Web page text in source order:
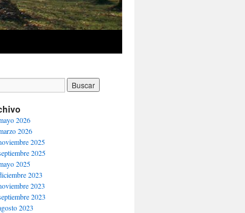
2026
2026
2025
2025
2025
2023
2023
2023
2023